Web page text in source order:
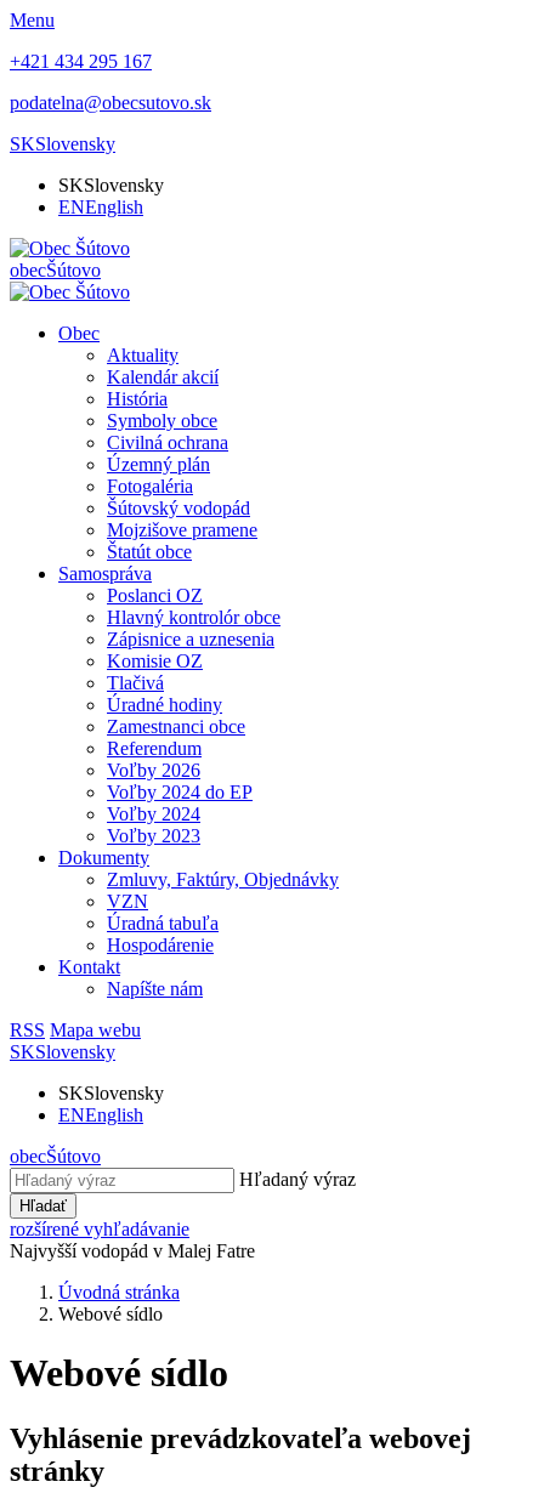
Menu
+421 434 295 167
podatelna@obecsutovo.sk
SKSlovensky
SKSlovensky
ENEnglish
obecŠútovo
Obec
Aktuality
Kalendár akcií
História
Symboly obce
Civilná ochrana
Územný plán
Fotogaléria
Šútovský vodopád
Mojzišove pramene
Štatút obce
Samospráva
Poslanci OZ
Hlavný kontrolór obce
Zápisnice a uznesenia
Komisie OZ
Tlačivá
Úradné hodiny
Zamestnanci obce
Referendum
Voľby 2026
Voľby 2024 do EP
Voľby 2024
Voľby 2023
Dokumenty
Zmluvy, Faktúry, Objednávky
VZN
Úradná tabuľa
Hospodárenie
Kontakt
Napíšte nám
RSS Mapa webu
SKSlovensky
SKSlovensky
ENEnglish
obecŠútovo
Hľadaný výraz
Hľadať
rozšírené vyhľadávanie
Najvyšší vodopád v Malej Fatre
Úvodná stránka
Webové sídlo
Webové sídlo
Vyhlásenie prevádzkovateľa webovej
stránky